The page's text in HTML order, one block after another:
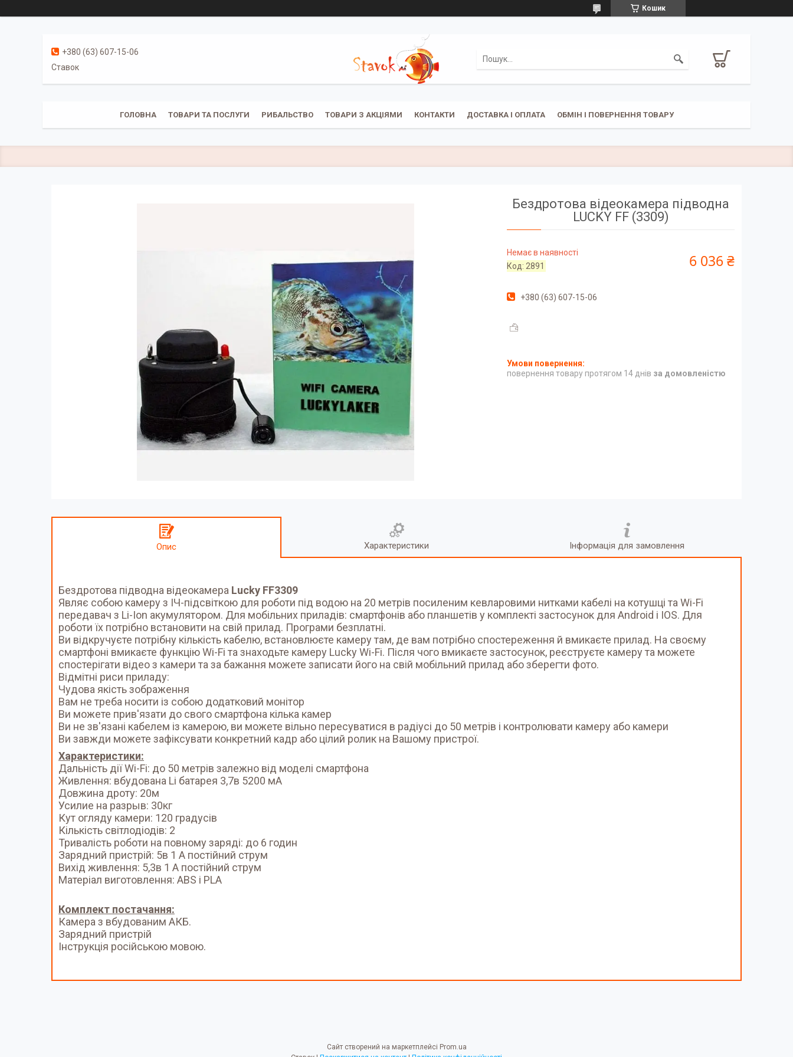
Кошик
+380 (63) 607-15-06
Ставок
ГОЛОВНА ТОВАРИ ТА ПОСЛУГИ РИБАЛЬСТВО ТОВАРИ З АКЦІЯМИ КОНТАКТИ ДОСТАВКА І ОПЛАТА ОБМІН І ПОВЕРНЕННЯ ТОВАРУ
Бездротова відеокамера підводна
LUCKY FF (3309)
Немає в наявності
Код: 2891 6 036 ₴
+380 (63) 607-15-06
повернення товару протягом 14 днів за домовленістю
Опис Характеристики Інформація для замовлення
Бездротова підводна відеокамера Lucky FF3309
Являє собою камеру з ІЧ-підсвіткою для роботи під водою на 20 метрів посиленим кевларовими нитками кабелі на котушці та Wi-Fi
передавач з Li-Ion акумулятором. Для мобільних приладів: смартфонів або планшетів у комплекті застосунок для Android і IOS. Для
роботи їх потрібно встановити на свій прилад. Програми безплатні.
Ви відкручуєте потрібну кількість кабелю, встановлюєте камеру там, де вам потрібно спостереження й вмикаєте прилад. На своєму
смартфоні вмикаєте функцію Wi-Fi та знаходьте камеру Lucky Wi-Fi. Після чого вмикаєте застосунок, реєструєте камеру та можете
спостерігати відео з камери та за бажання можете записати його на свій мобільний прилад або зберегти фото.
Відмітні риси приладу:
Чудова якість зображення
Вам не треба носити із собою додатковий монітор
Ви можете прив'язати до свого смартфона кілька камер
Ви не зв'язані кабелем із камерою, ви можете вільно пересуватися в радіусі до 50 метрів і контролювати камеру або камери
Ви завжди можете зафіксувати конкретний кадр або цілий ролик на Вашому пристрої.
Характеристики:
Дальність дії Wi-Fi: до 50 метрів залежно від моделі смартфона
Живлення: вбудована Li батарея 3,7в 5200 мА
Довжина дроту: 20м
Усилие на разрыв: 30кг
Кут огляду камери: 120 градусів
Кількість світлодіодів: 2
Тривалість роботи на повному заряді: до 6 годин
Зарядний пристрій: 5в 1 А постійний струм
Вихід живлення: 5,3в 1 А постійний струм
Матеріал виготовлення: ABS і PLA
Комплект постачання:
Камера з вбудованим АКБ.
Зарядний пристрій
Інструкція російською мовою.
Сайт створений на маркетплейсі Prom.ua